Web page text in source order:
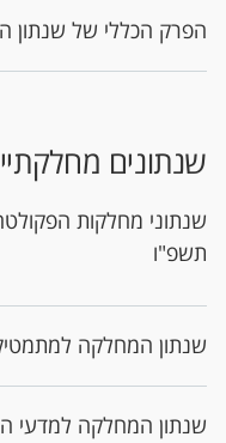
הפרק הכללי של שנתון
שנתונים
שנתוני מחלקות
תשפ"ו
שנתון המחלקה
שנתון המחלקה למדעי